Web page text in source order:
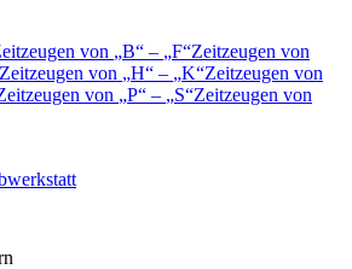
von B – F Zeitzeugen von
Zeitzeugen von H – K Zeitzeugen von
von P – S Zeitzeugen von